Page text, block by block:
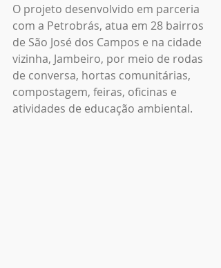
O projeto desenvolvido em parceria
com a Petrobrás, atua em 28 bairros
de São José dos Campos e na cidade
vizinha, Jambeiro, por meio de rodas
de conversa, hortas comunitárias,
compostagem, feiras, oficinas e
atividades de educação ambiental.